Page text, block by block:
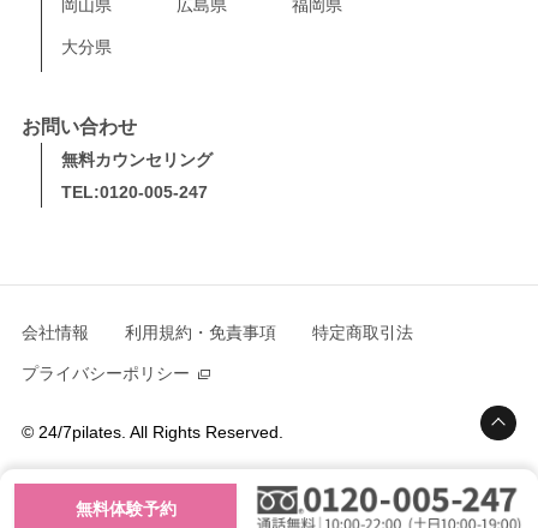
無料体験予約
岡山県 広島県 福岡県
大分県
お問い合わせ
無料カウンセリング
TEL:0120-005-247
会社情報 利用規約・免責事項 特定商取引法
プライバシーポリシー
© 24/7pilates. All Rights Reserved.